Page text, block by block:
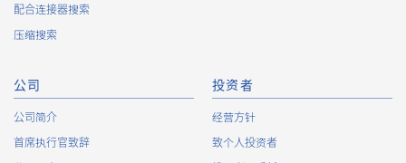
配合连接器搜索
压缩搜索
公司
公司简介
首席执行官致辞
投资者
经营方针
致个人投资者